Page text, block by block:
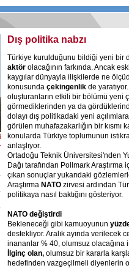
Dış politika nabzı
Türkiye kurulduğunu bildiği yeni bir
aktör olacağının farkında. Ancak
kaygılar dünyayla ilişkilerde ne
konusunda çekingenlik de
oluşturanların etkili bir bölümü yeni
görmediklerinden ya da
dolayı dış politikadaki yeni
görülen muhafazakarlığın bir kısmı
konularda Türkiye toplumunun
anlaşlıyor.
Ortadoğu Teknik Üniversitesi'nden
Dağı tarafından Pollmark Araştırma
çıkan sonuçlar yukarıdaki
Araştırma NATO zirvesi ardından
politikaya nasıl baktığını gösteriyor.
NATO değiştirdi
Bekleneceği gibi kamuoyunun
destekliyor. Aralık ayında verilecek
inananlar % 40, olumsuz olacağına
İlginç olan, olumsuz bir kararla
hedefinden vazgeçilmeli diyenlerin